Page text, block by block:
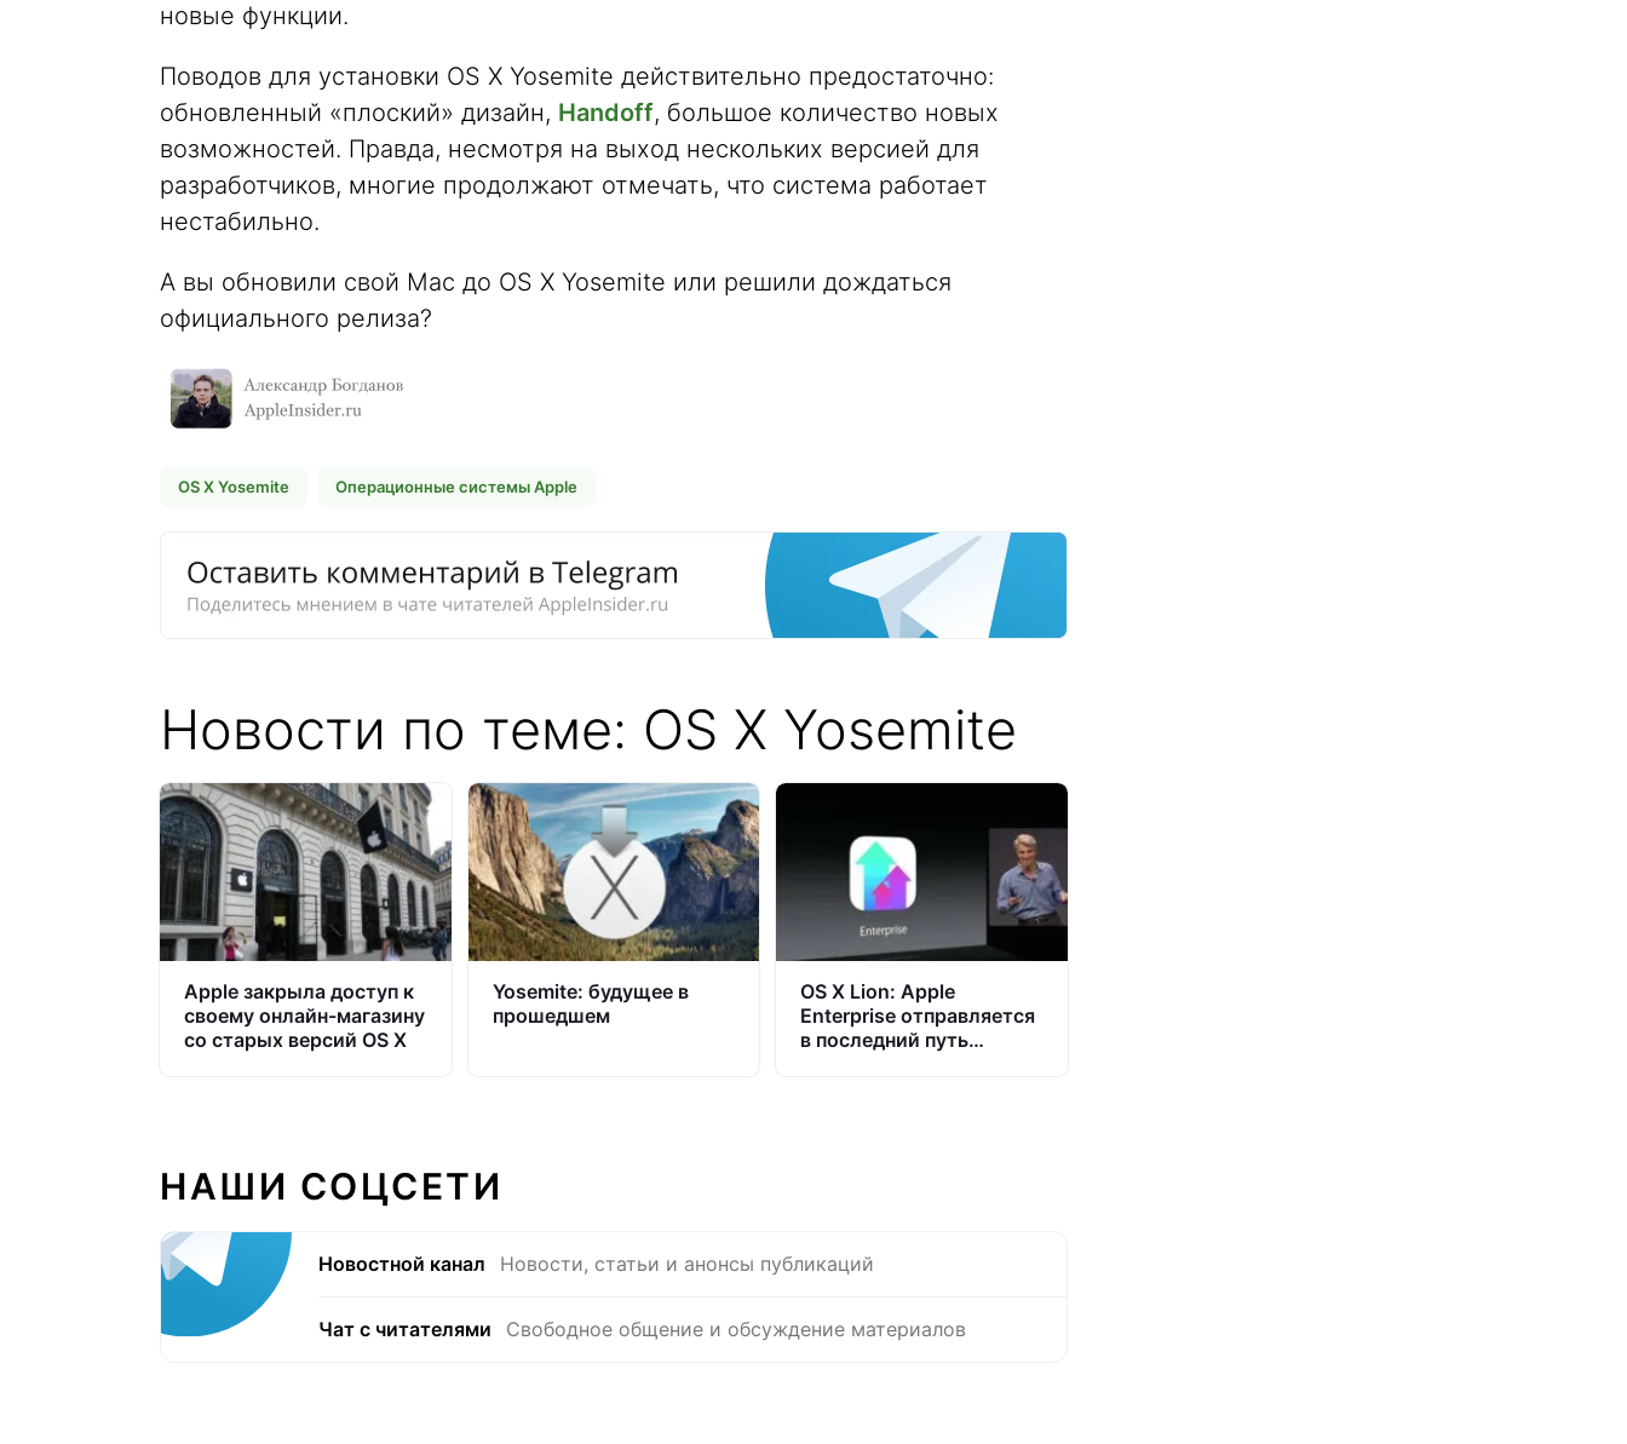
новые функции.
Поводов для установки OS X Yosemite действительно предостаточно:
обновленный «плоский» дизайн, Handoff, большое количество новых
возможностей. Правда, несмотря на выход нескольких версией для
разработчиков, многие продолжают отмечать, что система работает
нестабильно.
А вы обновили свой Mac до OS X Yosemite или решили дождаться
официального релиза?
OS X Yosemite Операционные системы Apple
Новости по теме: OS X Yosemite
Apple закрыла доступ к
своему онлайн-магазину
со старых версий OS X
Yosemite: будущее в
прошедшем
OS X Lion: Apple
Enterprise отправляется
в последний путь…
НАШИ СОЦСЕТИ
Новостной канал Новости, статьи и анонсы публикаций
Чат с читателями Свободное общение и обсуждение материалов